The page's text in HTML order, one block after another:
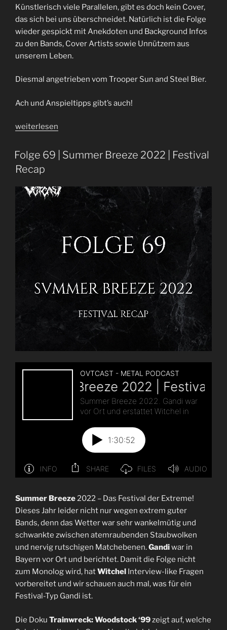
Künstlerisch viele Parallelen, gibt es doch kein Cover,
das sich bei uns überschneidet. Natürlich ist die Folge
wieder gespickt mit Anekdoten und Background Infos
zu den Bands, Cover Artists sowie Unnützem aus
unserem Leben.
Diesmal angetrieben vom Trooper Sun and Steel Bier.
Ach und Anspieltipps gibt’s auch!
„Folge
|
Schädeln
und
Metal
Album
Cover
weiterlesen
Folge 69 | Summer Breeze 2022 | Festival
Recap
Summer Breeze2022 – Das Festival der Extreme!
Dieses Jahr leider nicht nur wegen extrem guter
Bands, denn das Wetter war sehr wankelmütig und
schwankte zwischen atemraubenden Staubwolken
und nervig rutschigen Matchebenen.Gandiwar in
Bayern vor Ort und berichtet. Damit die Folge nicht
zum Monolog wird, hatWitchel Interview-like Fragen
vorbereitet und wir schauen auch mal, was für ein
Festival-Typ Gandi ist.
Die Doku Trainwreck: Woodstock ‘99zeigt auf, welche